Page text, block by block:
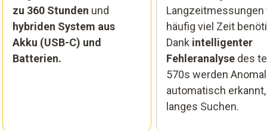
zu 360 Stunden und
hybriden System aus
Akku (USB-C) und
Batterien.
Langzeitmessungen
häufig viel Zeit
Dank intelligenter
Fehleranalyse des
570s werden
automatisch
langes Suchen.